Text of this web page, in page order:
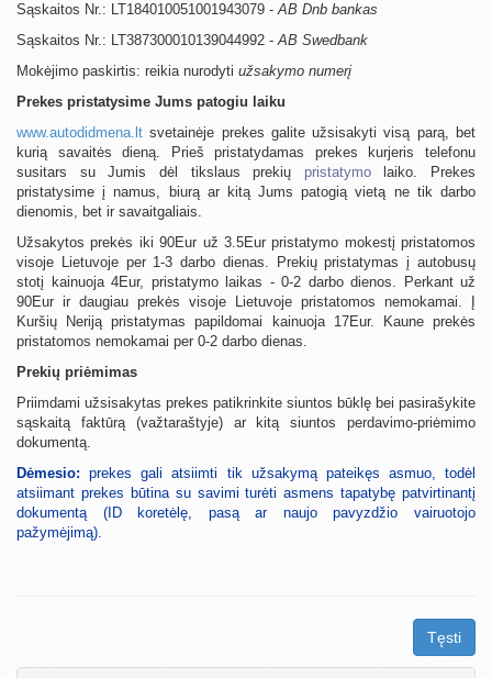
Sąskaitos Nr.: LT184010051001943079 -AB Dnb bankas
Sąskaitos Nr.: LT387300010139044992 -AB Swedbank
Mokėjimo paskirtis: reikia nurodyti užsakymo numerį
Prekes pristatysime Jums patogiu laiku
www.autodidmena.lt svetainėje prekes galite užsisakyti visą parą, bet
kurią savaitės dieną. Prieš pristatydamas prekes kurjeris telefonu
susitars su Jumis dėl tikslaus prekių pristatymo
laiko. Prekes
pristatysime į namus, biurą ar kitą Jums patogią vietą ne tik darbo
dienomis, bet ir savaitgaliais.
Užsakytos prekės iki 90Eur už 3.5Eur pristatymo mokestį pristatomos
visoje Lietuvoje per 1-3 darbo dienas. Prekių pristatymas į autobusų
stotį kainuoja 4Eur, pristatymo laikas - 0-2 darbo dienos. Perkant už
90Eur ir daugiau prekės visoje Lietuvoje pristatomos nemokamai. Į
Kuršių Neriją pristatymas papildomai kainuoja 17Eur. Kaune prekės
pristatomos nemokamai per 0-2 darbo dienas.
Prekių priėmimas
Priimdami užsisakytas prekes patikrinkite siuntos būklę bei pasirašykite
sąskaitą faktūrą (važtaraštyje) ar kitą siuntos perdavimo-priėmimo
dokumentą.
Dėmesio: prekes gali atsiimti tik užsakymą pateikęs asmuo, todėl
atsiimant prekes būtina su savimi turėti asmens tapatybę patvirtinantį
dokumentą (ID koretėlę, pasą ar naujo pavyzdžio vairuotojo
pažymėjimą).
Tęsti